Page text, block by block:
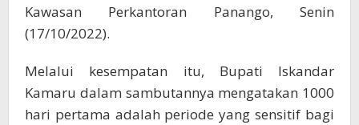
Kawasan Perkantoran Panango, Senin
(17/10/2022).
Melalui kesempatan itu, Bupati Iskandar
Kamaru dalam sambutannya mengatakan 1000
hari pertama adalah periode yang sensitif bagi